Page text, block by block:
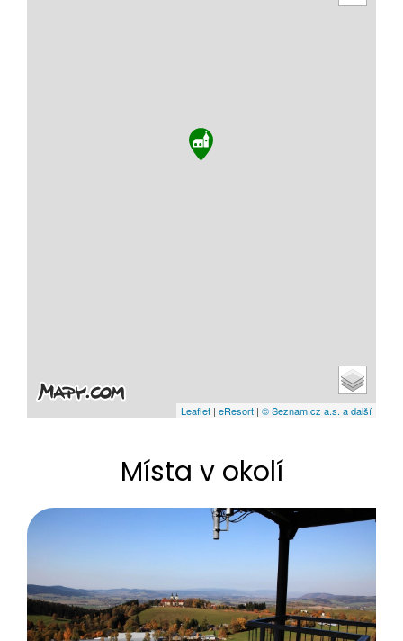
Leaflet | eResort | © Seznam.cz a.s. a další
Místa v okolí